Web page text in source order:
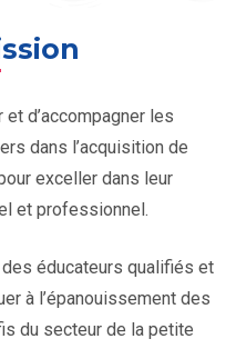
d’accompagner les
dans l’acquisition de
exceller dans leur
et professionnel.
éducateurs qualifiés et
à l’épanouissement des
du secteur de la petite